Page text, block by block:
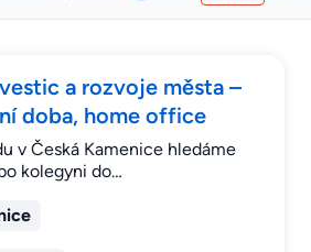
a rozvoje města –
doba, home office
v Česká Kamenice hledáme
kolegyni do…